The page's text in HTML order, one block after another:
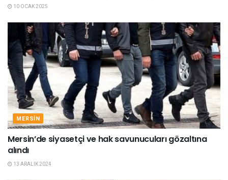
10 OCAK 2025
MERSIN
Mersin’de siyasetçi ve hak savunucuları gözaltına
alındı
13 ARALIK 2024